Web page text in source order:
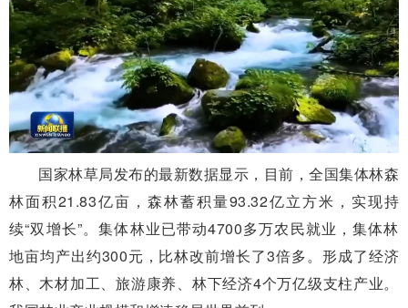
国家林草局发布的最新数据显示，目前，全国集体林森
林面积21.83亿亩，森林蓄积量93.32亿立方米，实现持
续“双增长”。集体林业已带动4700多万农民就业，集体林
地亩均产出约300元，比林改前增长了3倍多。形成了经济
林、木材加工、旅游康养、林下经济4个万亿级支柱产业。